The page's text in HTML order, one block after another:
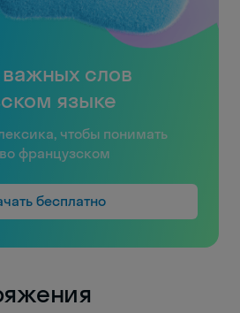
слов
языке
чтобы понимать
французском
бесплатно